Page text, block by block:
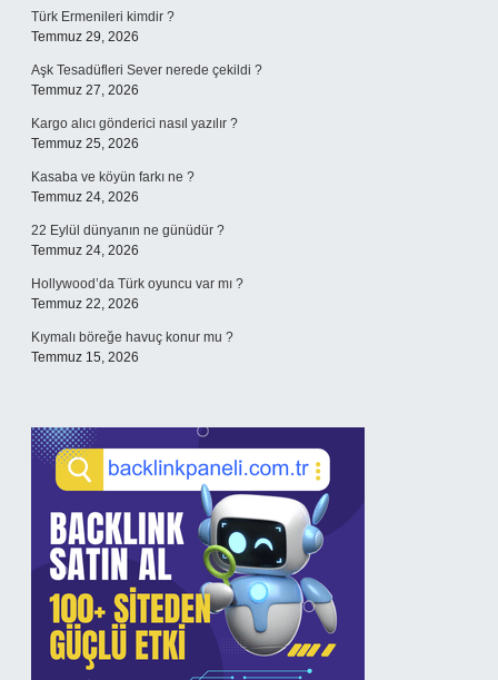
Türk Ermenileri kimdir ?
Temmuz 29, 2026
Aşk Tesadüfleri Sever nerede çekildi ?
Temmuz 27, 2026
Kargo alıcı gönderici nasıl yazılır ?
Temmuz 25, 2026
Kasaba ve köyün farkı ne ?
Temmuz 24, 2026
22 Eylül dünyanın ne günüdür ?
Temmuz 24, 2026
Hollywood’da Türk oyuncu var mı ?
Temmuz 22, 2026
Kıymalı böreğe havuç konur mu ?
Temmuz 15, 2026